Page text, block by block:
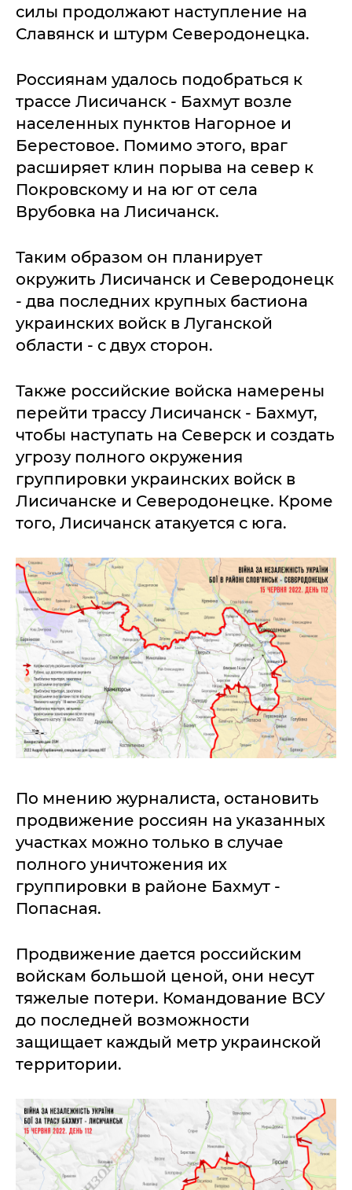
силы продолжают наступление на
Славянск и штурм Северодонецка.
Россиянам удалось подобраться к
трассе Лисичанск - Бахмут возле
населенных пунктов Нагорное и
Берестовое. Помимо этого, враг
расширяет клин порыва на север к
Покровскому и на юг от села
Врубовка на Лисичанск.
Таким образом он планирует
окружить Лисичанск и Северодонецк
- два последних крупных бастиона
украинских войск в Луганской
области - с двух сторон.
Также российские войска намерены
перейти трассу Лисичанск - Бахмут,
чтобы наступать на Северск и создать
угрозу полного окружения
группировки украинских войск в
Лисичанске и Северодонецке. Кроме
того, Лисичанск атакуется с юга.
По мнению журналиста, остановить
продвижение россиян на указанных
участках можно только в случае
полного уничтожения их
группировки в районе Бахмут -
Попасная.
Продвижение дается российским
войскам большой ценой, они несут
тяжелые потери. Командование ВСУ
до последней возможности
защищает каждый метр украинской
территории.